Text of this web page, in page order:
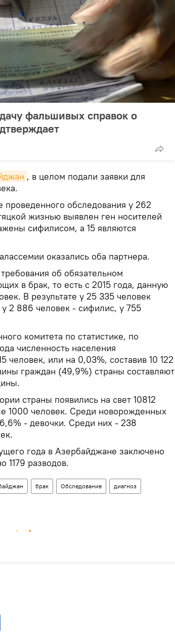
фальшивых справок о
, в целом подали заявки для
проведенного обследования у 262
жизнью выявлен ген носителей
сифилисом, а 15 являются
оказались оба партнера.
об обязательном
в брак, то есть с 2015 года, данную
В результате у 25 335 человек
2 886 человек - сифилис, у 755
комитета по статистике, по
численность населения
человек, или на 0,03%, составив 10 122
граждан (49,9%) страны составляют
страны появились на свет 10812
1000 человек. Среди новорожденных
- девочки. Среди них - 238
года в Азербайджане заключено
1179 разводов.
брак Обследование диагноз